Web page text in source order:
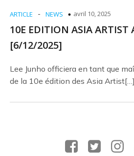
ARTICLE - NEWS avril 10, 2025
10E EDITION ASIA ARTIST
[6/12/2025]
Lee Junho officiera en tant que
de la 10e édition des Asia Artist[…]